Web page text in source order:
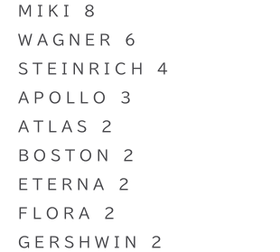
MIKI 8
WAGNER 6
STEINRICH 4
APOLLO 3
ATLAS 2
BOSTON 2
ETERNA 2
FLORA 2
GERSHWIN 2